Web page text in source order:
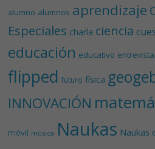
alumno alumnos aprendizaje
Especiales charla ciencia
educación educativo entrevista
flipped futuro física
INNOVACIÓN
móvil música Naukas Naukas